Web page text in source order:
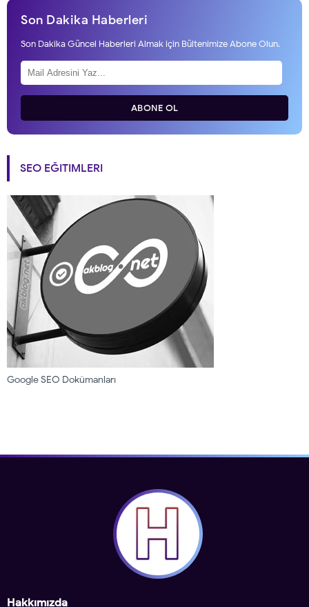
Son Dakika Haberleri
Son Dakika Güncel Haberleri Almak için Bültenimize Abone Olun.
ABONE OL
SEO EĞITIMLERI
Google SEO Dokümanları
Hakkımızda